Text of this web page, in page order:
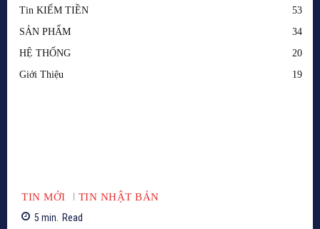
Tin KIẾM TIỀN
53
SẢN PHẨM
34
HỆ THỐNG
20
Giới Thiệu
19